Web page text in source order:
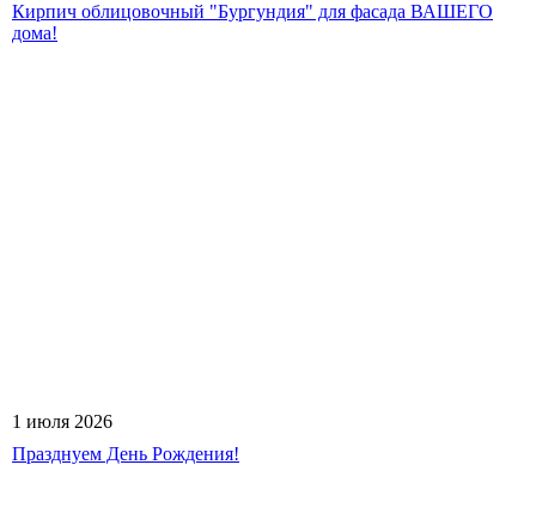
Кирпич облицовочный "Бургундия" для фасада ВАШЕГО
дома!
1 июля 2026
Празднуем День Рождения!